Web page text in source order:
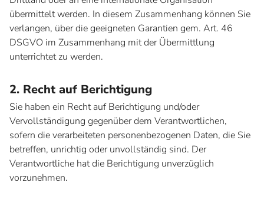
übermittelt werden. In diesem Zusammenhang können Sie
verlangen, über die geeigneten Garantien gem. Art. 46
DSGVO im Zusammenhang mit der Übermittlung
unterrichtet zu werden.
2. Recht auf Berichtigung
Sie haben ein Recht auf Berichtigung und/oder
Vervollständigung gegenüber dem Verantwortlichen,
sofern die verarbeiteten personenbezogenen Daten, die Sie
betreffen, unrichtig oder unvollständig sind. Der
Verantwortliche hat die Berichtigung unverzüglich
vorzunehmen.